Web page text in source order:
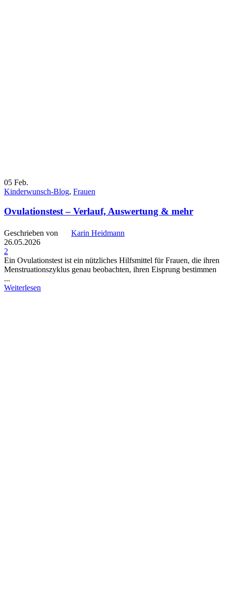
05 Feb.
Kinderwunsch-Blog, Frauen
Ovulationstest – Verlauf, Auswertung & mehr
Geschrieben von
Karin Heidmann
26.05.2026
2
Ein Ovulationstest ist ein nützliches Hilfsmittel für Frauen, die ihren
Menstruationszyklus genau beobachten, ihren Eisprung bestimmen
...
Weiterlesen